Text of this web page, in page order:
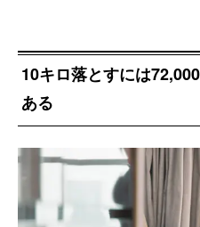
10キロ落とすには
ある